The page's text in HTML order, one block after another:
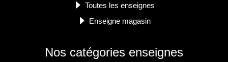
Toutes les enseignes
Enseigne magasin
Nos catégories enseignes